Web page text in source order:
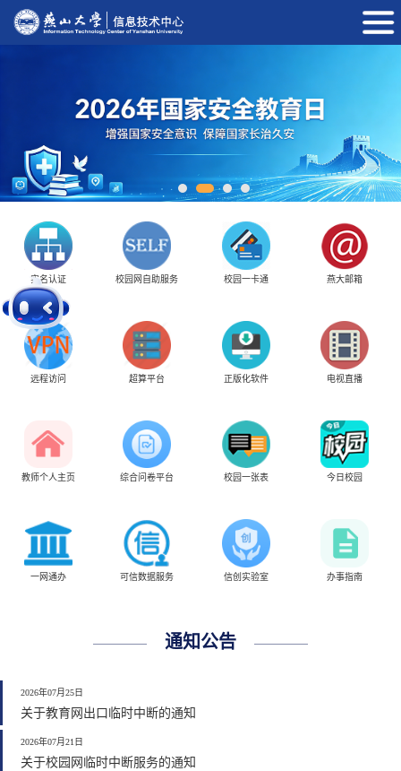
实名认证 校园网自助服务 校园一卡通 燕大邮箱
远程访问 超算平台 正版化软件 电视直播
教师个人主页 综合问卷平台 校园一张表 今日校园
一网通办 可信数据服务 信创实验室 办事指南
通知公告
2026年07月25日
关于教育网出口临时中断的通知
2026年07月21日
关于校园网临时中断服务的通知